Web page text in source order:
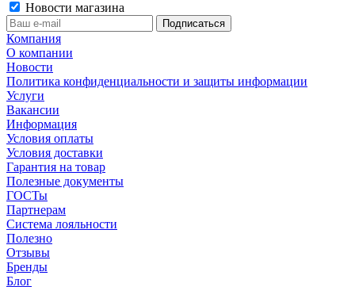
Новости магазина
Компания
О компании
Новости
Политика конфиденциальности и защиты информации
Услуги
Вакансии
Информация
Условия оплаты
Условия доставки
Гарантия на товар
Полезные документы
ГОСТы
Партнерам
Система лояльности
Полезно
Отзывы
Бренды
Блог